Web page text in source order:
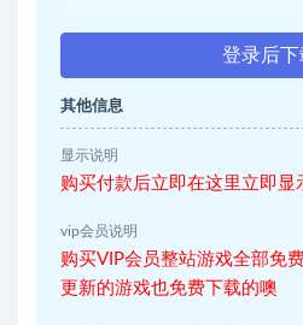
登录后下
其他信息
显示说明
购买付款后立即在这里立即显
vip会员说明
购买VIP会员整站游戏全部免
更新的游戏也免费下载的噢